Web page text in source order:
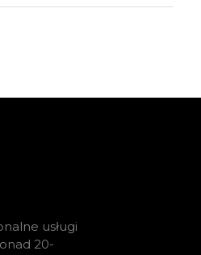
usługi
20-